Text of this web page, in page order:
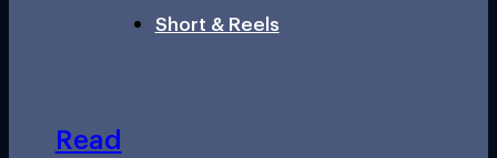
Short & Reels
Read